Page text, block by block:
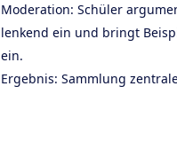
Moderation: Schüler
lenkend ein und bringt
ein.
Ergebnis: Sammlung